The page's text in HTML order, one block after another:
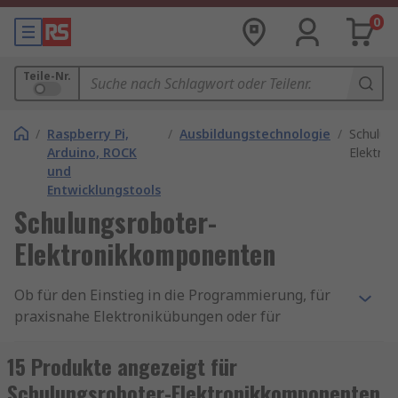
0
Teile-Nr.
/ Raspberry Pi,
Arduino, ROCK
und
Entwicklungstools
/ Ausbildungstechnologie /
Schulungsroboter-
Elektronikkomponenten
Ob für den Einstieg in die Programmierung, für
praxisnahe Elektronikübungen oder für
richtigen Bauteile machen den Unterschied.
15 Produkte angezeigt für